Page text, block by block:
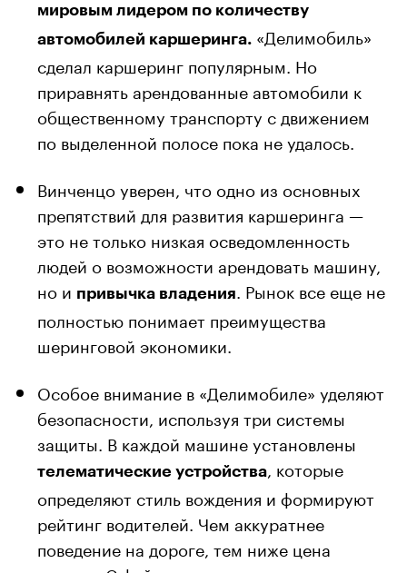
мировым лидером по количеству
автомобилей каршеринга. «Делимобиль»
сделал каршеринг популярным. Но
приравнять арендованные автомобили к
общественному транспорту с движением
по выделенной полосе пока не удалось.
Винченцо уверен, что одно из основных
препятствий для развития каршеринга —
это не только низкая осведомленность
людей о возможности арендовать машину,
но и привычка владения
. Рынок все еще не
полностью понимает преимущества
шеринговой экономики.
Особое внимание в «Делимобиле» уделяют
безопасности, используя три системы
защиты. В каждой машине установлены
телематические устройства
, которые
определяют стиль вождения и формируют
рейтинг водителей. Чем аккуратнее
поведение на дороге, тем ниже цена